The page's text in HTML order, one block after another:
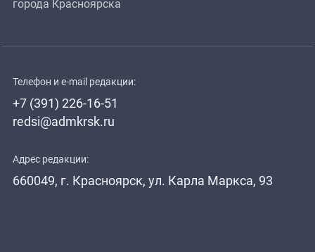
города Красноярска
Телефон и e-mail редакции:
+7 (391) 226-16-51
redsi@admkrsk.ru
Адрес редакции:
660049, г. Красноярск, ул. Карла Маркса, 93